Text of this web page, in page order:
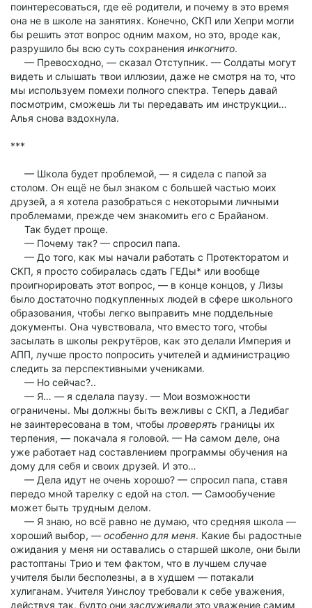
поинтересоваться, где её родители, и почему в это время
она не в школе на занятиях. Конечно, СКП или Хепри могли
бы решить этот вопрос одним махом, но это, вроде как,
разрушило бы всю суть сохранения инкогнито.
— Превосходно, — сказал Отступник. — Солдаты могут
видеть и слышать твои иллюзии, даже не смотря на то, что
мы используем помехи полного спектра. Теперь давай
посмотрим, сможешь ли ты передавать им инструкции…
Алья снова вздохнула.
***
— Школа будет проблемой, — я сидела с папой за
столом. Он ещё не был знаком с большей частью моих
друзей, а я хотела разобраться с некоторыми личными
проблемами, прежде чем знакомить его с Брайаном.
Так будет проще.
— Почему так? — спросил папа.
— До того, как мы начали работать с Протекторатом и
СКП, я просто собиралась сдать ГЕДы* или вообще
проигнорировать этот вопрос, — в конце концов, у Лизы
было достаточно подкупленных людей в сфере школьного
образования, чтобы легко выправить мне поддельные
документы. Она чувствовала, что вместо того, чтобы
засылать в школы рекрутёров, как это делали Империя и
АПП, лучше просто попросить учителей и администрацию
следить за перспективными учениками.
— Но сейчас?..
— Я… — я сделала паузу. — Мои возможности
ограничены. Мы должны быть вежливы с СКП, а Ледибаг
не заинтересована в том, чтобы проверять границы их
терпения, — покачала я головой. — На самом деле, она
уже работает над составлением программы обучения на
дому для себя и своих друзей. И это…
— Дела идут не очень хорошо? — спросил папа, ставя
передо мной тарелку с едой на стол. — Самообучение
может быть трудным делом.
— Я знаю, но всё равно не думаю, что средняя школа —
хороший выбор, — особенно для меня. Какие бы радостные
ожидания у меня ни оставались о старшей школе, они были
растоптаны Трио и тем фактом, что в лучшем случае
учителя были бесполезны, а в худшем — потакали
хулиганам. Учителя Уинслоу требовали к себе уважения,
действуя так, будто они заслуживали это уважение самим